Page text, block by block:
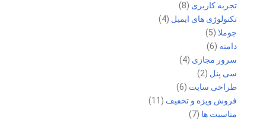
تجربه کاربری (8)
تکنولوژی های ایمیل (4)
جوملا (5)
دامنه (6)
سرور مجازی (4)
سی پنل (2)
طراحی سایت (6)
فروش ویژه و تخفیف (11)
مناسبت ها (7)